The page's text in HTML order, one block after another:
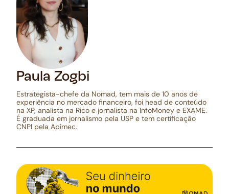
Paula Zogbi
Estrategista-chefe da Nomad, tem mais de 10 anos de
experiência no mercado financeiro, foi head de conteúdo
na XP, analista na Rico e jornalista na InfoMoney e EXAME.
É graduada em jornalismo pela USP e tem certificação
CNPI pela Apimec.